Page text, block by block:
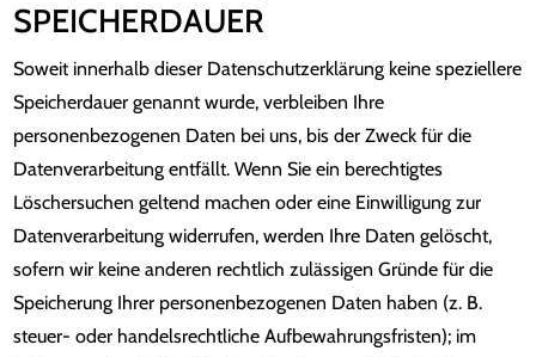
SPEICHERDAUER
Soweit innerhalb dieser Datenschutzerklärung keine speziellere
Speicherdauer genannt wurde, verbleiben Ihre
personenbezogenen Daten bei uns, bis der Zweck für die
Datenverarbeitung entfällt. Wenn Sie ein berechtigtes
Löschersuchen geltend machen oder eine Einwilligung zur
Datenverarbeitung widerrufen, werden Ihre Daten gelöscht,
sofern wir keine anderen rechtlich zulässigen Gründe für die
Speicherung Ihrer personenbezogenen Daten haben (z. B.
steuer- oder handelsrechtliche Aufbewahrungsfristen); im